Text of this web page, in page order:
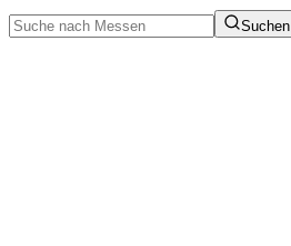
Suchen